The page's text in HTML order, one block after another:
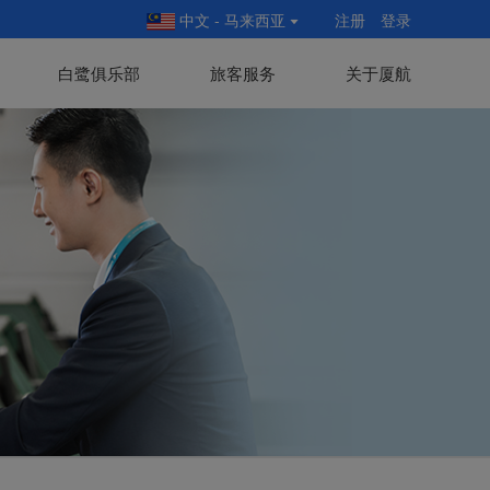
中文 - 马来西亚 注册 登录
白鹭俱乐部 旅客服务 关于厦航